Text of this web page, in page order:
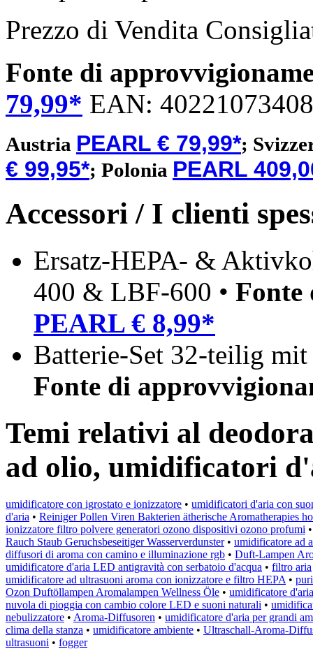
Prezzo di Vendita
Fonte di
79,99* EAN:
Austria PEARL € 79,99*;
€ 99,95*; Polonia PEARL
Accessori / I clienti
Ersatz-HEPA- &
400 & LBF-600 • Fonte
PEARL € 8,99*
Batterie-Set 32-teilig
Fonte di
Temi relativi al
ad olio, umidificatori
umidificatore con igrostato e ionizzatore • umidificatori d'aria con
d'aria • Reiniger Pollen Viren Bakterien ätherische Aromatherapies
ionizzatore filtro polvere generatori ozono dispositivi ozono profumi
Rauch Staub Geruchsbeseitiger Wasserverdunster• umidificatore ad
diffusori di aroma con camino e illuminazione rgb • Duft-Lampen
umidificatore d'aria LED antigravità con serbatoio d'acqua • filtro aria
umidificatore ad ultrasuoni aroma con ionizzatore e filtro HEPA •
Ozon Duftöllampen Aromalampen Wellness Öle • umidificatore
nuvola di pioggia con cambio colore LED e suoni naturali •
nebulizzatore • Aroma-Diffusoren • umidificatore d'aria per grandi
clima della stanza • umidificatore ambiente • Ultraschall-Aroma-
ultrasuoni • fogger